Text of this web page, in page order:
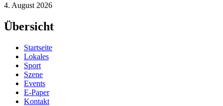
4. August 2026
Übersicht
Startseite
Lokales
Sport
Szene
Events
E-Paper
Kontakt